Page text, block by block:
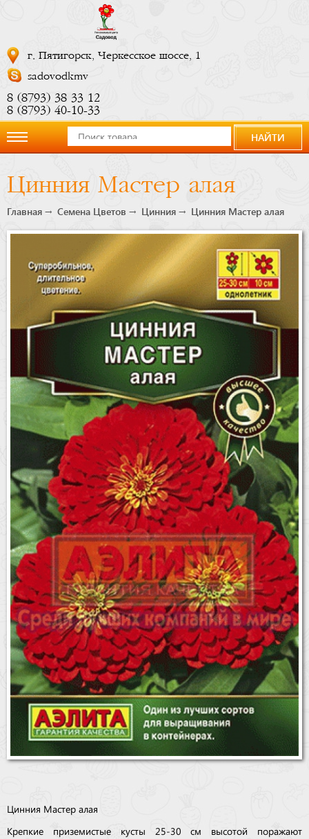
г. Пятигорск, Черкесское шоссе, 1
sadovodkmv
8 (8793) 38 33 12
8 (8793) 40-10-33
компании
Новости
Купить
сейчас
Бренды
Доставка
Оптовикам
НАЙТИ
Цинния Мастер алая
Главная Семена Цветов Цинния Цинния Мастер алая
Цинния Мастер алая
Крепкие приземистые кусты 25-30 см высотой поражают